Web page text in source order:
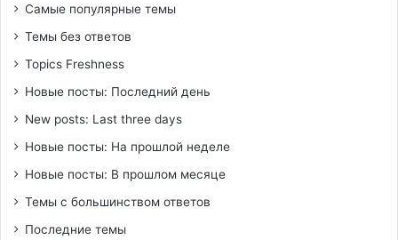
Самые популярные темы
Темы без ответов
Topics Freshness
Новые посты: Последний день
New posts: Last three days
Новые посты: На прошлой неделе
Новые посты: В прошлом месяце
Темы с большинством ответов
Последние темы